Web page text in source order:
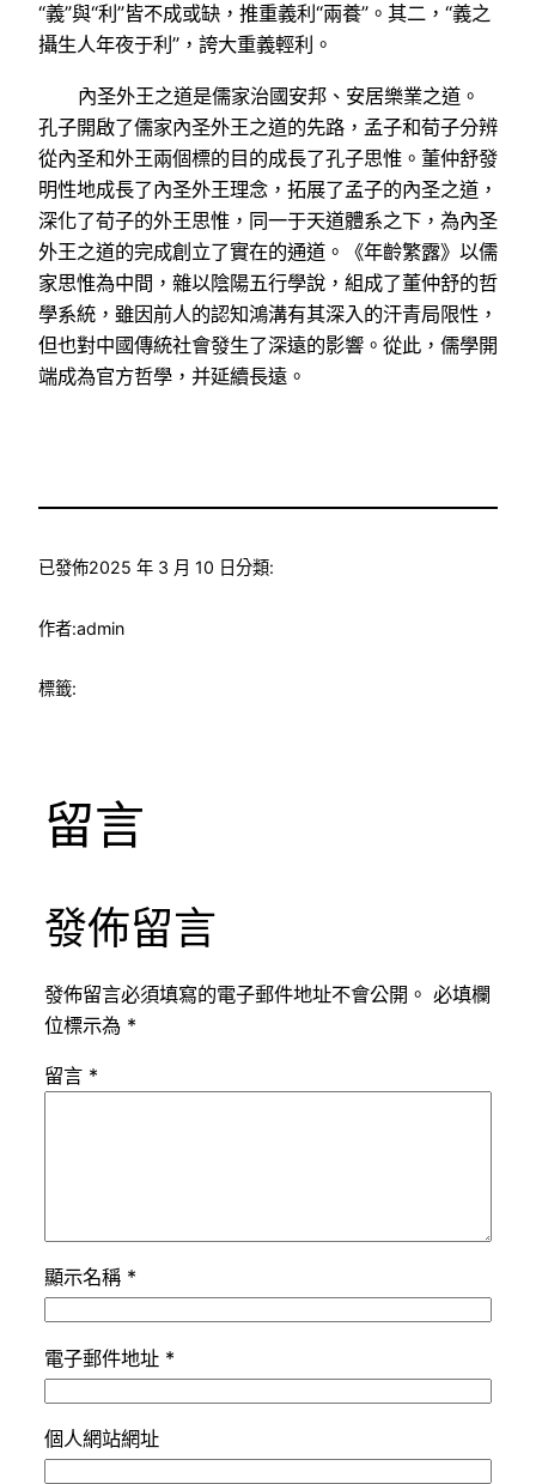
“義”與“利”皆不成或缺，推重義利“兩養”。其二，“義之
攝生人年夜于利”，誇大重義輕利。
內圣外王之道是儒家治國安邦、安居樂業之道。
孔子開啟了儒家內圣外王之道的先路，孟子和荀子分辨
從內圣和外王兩個標的目的成長了孔子思惟。董仲舒發
明性地成長了內圣外王理念，拓展了孟子的內圣之道，
深化了荀子的外王思惟，同一于天道體系之下，為內圣
外王之道的完成創立了實在的通道。《年齡繁露》以儒
家思惟為中間，雜以陰陽五行學說，組成了董仲舒的哲
學系統，雖因前人的認知鴻溝有其深入的汗青局限性，
但也對中國傳統社會發生了深遠的影響。從此，儒學開
端成為官方哲學，并延續長遠。
已發佈2025 年 3 月 10 日分類:
作者:admin
標籤:
留言
發佈留言
發佈留言必須填寫的電子郵件地址不會公開。 必填欄
位標示為 *
留言 *
顯示名稱 *
電子郵件地址 *
個人網站網址